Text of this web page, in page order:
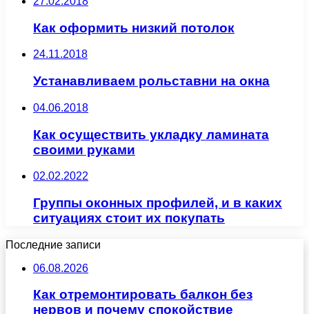
Как оформить низкий потолок
24.11.2018
Устанавливаем рольставни на окна
04.06.2018
Как осуществить укладку ламината
своими руками
02.02.2022
Группы оконных профилей, и в каких
ситуациях стоит их покупать
Последние записи
06.08.2026
Как отремонтировать балкон без
нервов и почему спокойствие